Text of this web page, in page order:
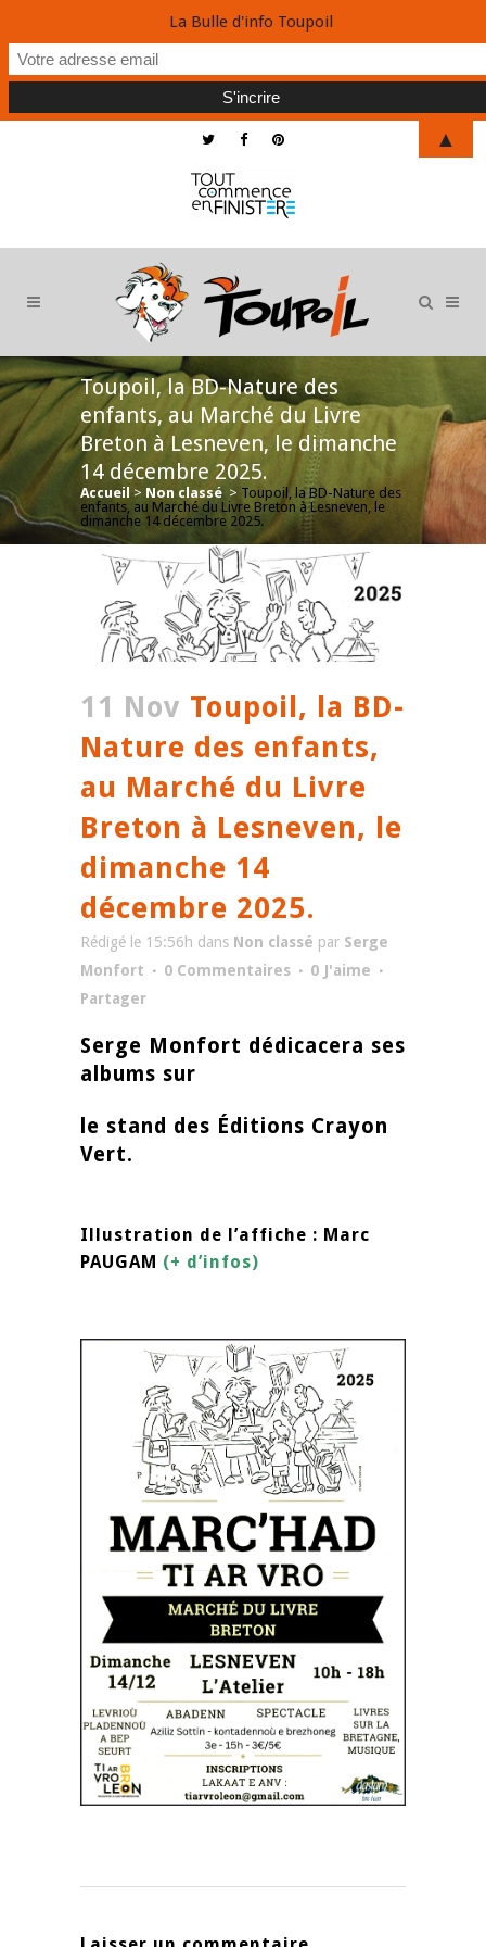
Toupoil, la BD-Nature des
enfants, au Marché du Livre
Breton à Lesneven, le dimanche
14 décembre 2025.
Accueil > Non classé > Toupoil, la BD-Nature des
enfants, au Marché du Livre Breton à Lesneven, le
dimanche 14 décembre 2025.
11 Nov Toupoil, la BD-
Nature des enfants,
au Marché du Livre
Breton à Lesneven, le
dimanche 14
décembre 2025.
Rédigé le 15:56h dans Non classé par Serge
Monfort
0 Commentaires 0 J'aime
Partager
Serge Monfort dédicacera ses
albums sur
le stand des Éditions Crayon
Vert.
Illustration de l’affiche : Marc
PAUGAM (+ d’infos)
La Bulle d'info Toupoil
▲